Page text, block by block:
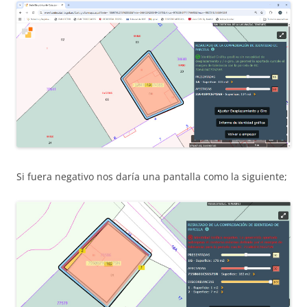
Si fuera negativo nos daría una pantalla como la siguiente;